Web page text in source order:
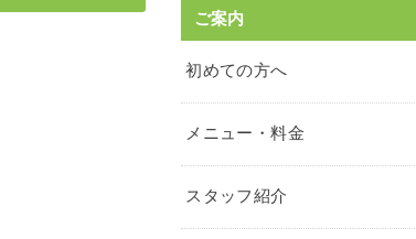
ご案内
初めての方へ
メニュー・料金
スタッフ紹介